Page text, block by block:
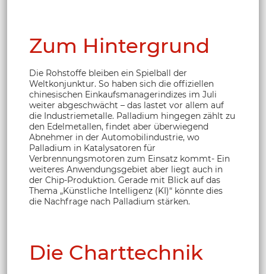
Zum Hintergrund
Die Rohstoffe bleiben ein Spielball der
Weltkonjunktur. So haben sich die offiziellen
chinesischen Einkaufsmanagerindizes im Juli
weiter abgeschwächt – das lastet vor allem auf
die Industriemetalle. Palladium hingegen zählt zu
den Edelmetallen, findet aber überwiegend
Abnehmer in der Automobilindustrie, wo
Palladium in Katalysatoren für
Verbrennungsmotoren zum Einsatz kommt- Ein
weiteres Anwendungsgebiet aber liegt auch in
der Chip-Produktion. Gerade mit Blick auf das
Thema „Künstliche Intelligenz (KI)“ könnte dies
die Nachfrage nach Palladium stärken.
Die Charttechnik